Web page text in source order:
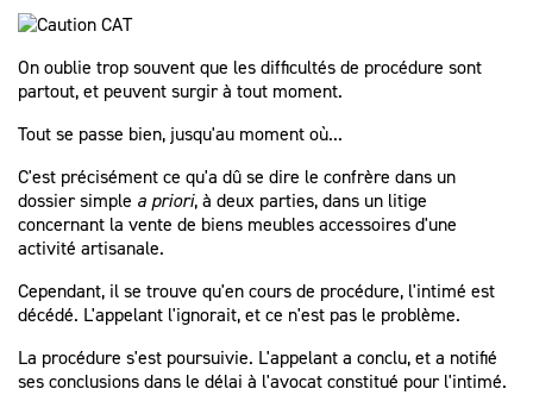
On oublie trop souvent que les difficultés de procédure sont
partout, et peuvent surgir à tout moment.
Tout se passe bien, jusqu'au moment où...
C'est précisément ce qu'a dû se dire le confrère dans un
dossier simple a priori, à deux parties, dans un litige
concernant la vente de biens meubles accessoires d'une
activité artisanale.
Cependant, il se trouve qu'en cours de procédure, l'intimé est
décédé. L'appelant l'ignorait, et ce n'est pas le problème.
La procédure s'est poursuivie. L'appelant a conclu, et a notifié
ses conclusions dans le délai à l'avocat constitué pour l'intimé.
LES AUTRES
D'UN
JUGEMENT ?
PROCÉDURE
D'APPEL